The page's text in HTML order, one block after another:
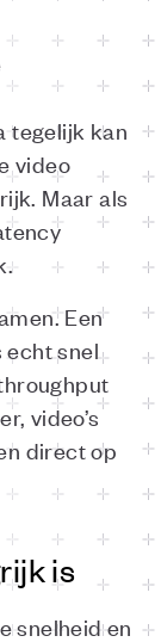
tegelijk kan
video
Maar als
Een
echt snel
video’s
direct op
is
snelheid en